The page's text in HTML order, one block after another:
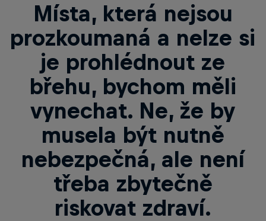
Místa, která nejsou
prozkoumaná a nelze si
je prohlédnout ze
břehu, bychom měli
vynechat. Ne, že by
musela být nutně
nebezpečná, ale není
třeba zbytečně
riskovat zdraví.